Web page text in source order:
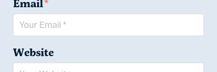
Email*
Website